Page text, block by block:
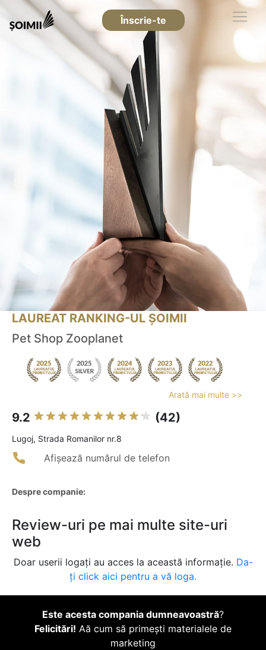
Înscrie-te
LAUREAT RANKING-UL ȘOIMII
Pet Shop Zooplanet
Arată mai multe >>
9.2 (42)
Lugoj, Strada Romanilor nr.8
Afișează numărul de telefon
Despre companie:
Review-uri pe mai multe site-uri
web
Doar userii logați au acces la această informație. Da-
ți click aici pentru a vă loga.
Este acesta compania dumneavoastră?
Felicitări! Aă cum să primești materialele de
marketing